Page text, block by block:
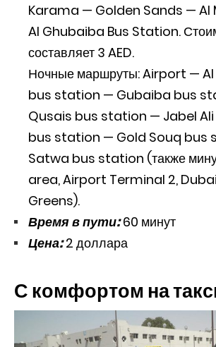
Karama — Golden Sands — Al
Al Ghubaiba Bus Station.
составляет 3 AED.
Ночные маршруты: Airport —
bus station — Gubaiba bus
Qusais bus station — Jabel Ali
bus station — Gold Souq bus
Satwa bus station (также
area, Airport Terminal 2,
Greens).
Время в пути:60 минут
Цена:2 доллара
С комфортом на